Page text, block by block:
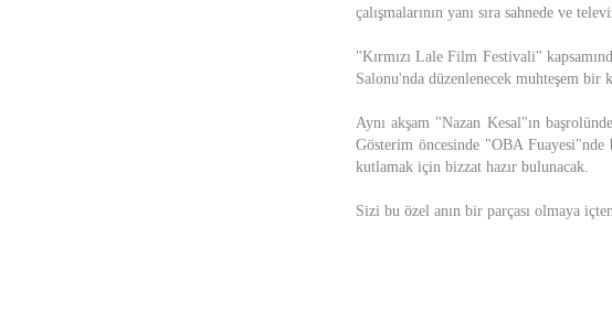
çalışmalarının yanı sıra sahnede ve
"Kırmızı Lale Film Festivali"
Salonu'nda düzenlenecek muhteşem bir
Aynı akşam "Nazan Kesal"ın
Gösterim öncesinde "OBA
kutlamak için bizzat hazır bulunacak.
Sizi bu özel anın bir parçası olmaya